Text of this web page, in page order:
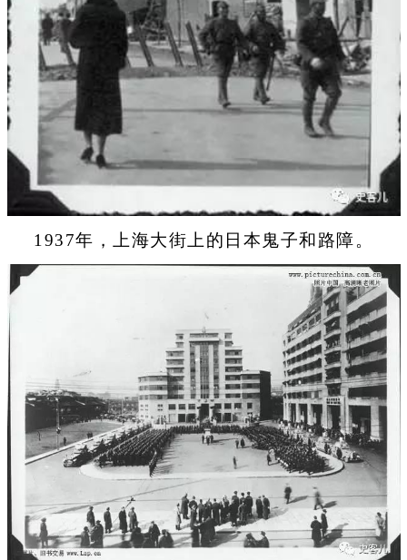
1937年，上海大街上的日本鬼子和路障。